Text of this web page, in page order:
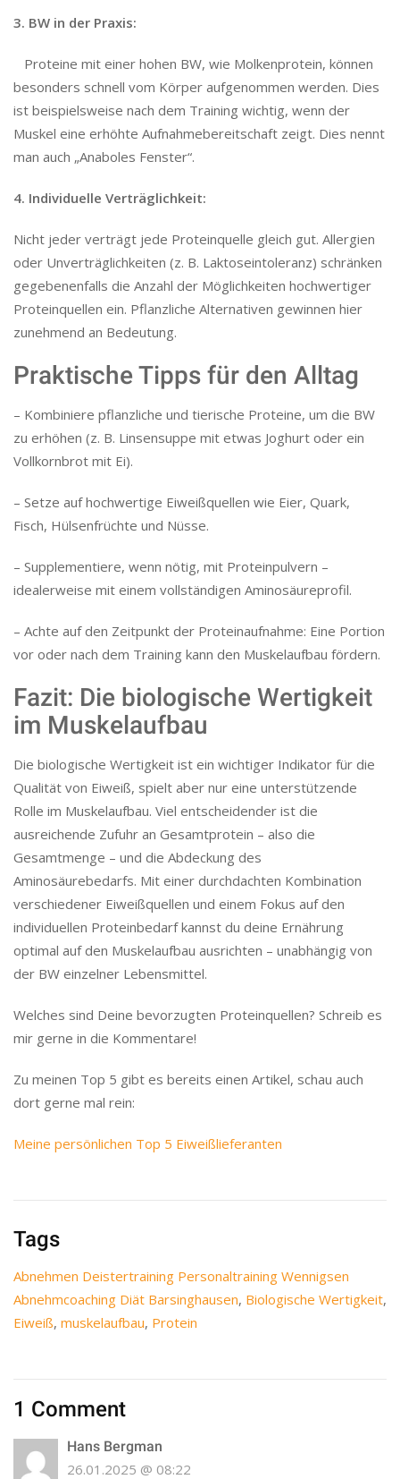
3. BW in der Praxis:
Proteine mit einer hohen BW, wie Molkenprotein, können
besonders schnell vom Körper aufgenommen werden. Dies
ist beispielsweise nach dem Training wichtig, wenn der
Muskel eine erhöhte Aufnahmebereitschaft zeigt. Dies nennt
man auch „Anaboles Fenster“.
4. Individuelle Verträglichkeit:
Nicht jeder verträgt jede Proteinquelle gleich gut. Allergien
oder Unverträglichkeiten (z. B. Laktoseintoleranz) schränken
gegebenenfalls die Anzahl der Möglichkeiten hochwertiger
Proteinquellen ein. Pflanzliche Alternativen gewinnen hier
zunehmend an Bedeutung.
Praktische Tipps für den Alltag
– Kombiniere pflanzliche und tierische Proteine, um die BW
zu erhöhen (z. B. Linsensuppe mit etwas Joghurt oder ein
Vollkornbrot mit Ei).
– Setze auf hochwertige Eiweißquellen wie Eier, Quark,
Fisch, Hülsenfrüchte und Nüsse.
– Supplementiere, wenn nötig, mit Proteinpulvern –
idealerweise mit einem vollständigen Aminosäureprofil.
– Achte auf den Zeitpunkt der Proteinaufnahme: Eine Portion
vor oder nach dem Training kann den Muskelaufbau fördern.
Fazit: Die biologische Wertigkeit
im Muskelaufbau
Die biologische Wertigkeit ist ein wichtiger Indikator für die
Qualität von Eiweiß, spielt aber nur eine unterstützende
Rolle im Muskelaufbau. Viel entscheidender ist die
ausreichende Zufuhr an Gesamtprotein – also die
Gesamtmenge – und die Abdeckung des
Aminosäurebedarfs. Mit einer durchdachten Kombination
verschiedener Eiweißquellen und einem Fokus auf den
individuellen Proteinbedarf kannst du deine Ernährung
optimal auf den Muskelaufbau ausrichten – unabhängig von
der BW einzelner Lebensmittel.
Welches sind Deine bevorzugten Proteinquellen? Schreib es
mir gerne in die Kommentare!
Zu meinen Top 5 gibt es bereits einen Artikel, schau auch
dort gerne mal rein:
Meine persönlichen Top 5 Eiweißlieferanten
Tags
Abnehmen Deistertraining Personaltraining Wennigsen
Abnehmcoaching Diät Barsinghausen, Biologische Wertigkeit,
Eiweiß, muskelaufbau, Protein
1 Comment
Hans Bergman
26.01.2025 @ 08:22